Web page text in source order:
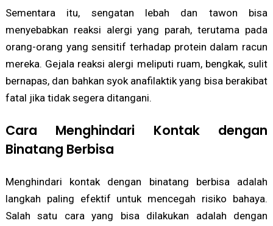
Sementara itu, sengatan lebah dan tawon bisa
menyebabkan reaksi alergi yang parah, terutama pada
orang-orang yang sensitif terhadap protein dalam racun
mereka. Gejala reaksi alergi meliputi ruam, bengkak, sulit
bernapas, dan bahkan syok anafilaktik yang bisa berakibat
fatal jika tidak segera ditangani.
Cara Menghindari Kontak dengan
Binatang Berbisa
Menghindari kontak dengan binatang berbisa adalah
langkah paling efektif untuk mencegah risiko bahaya.
Salah satu cara yang bisa dilakukan adalah dengan